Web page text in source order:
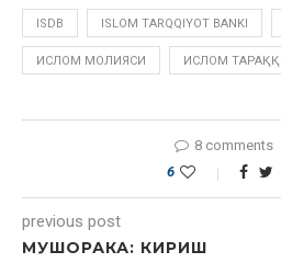
ISDB ISLOM TARQQIYOT BANKI
ИСЛОМ МОЛИЯСИ ИСЛОМ
8 comments
6
previous post
МУШОРАКА: КИРИШ